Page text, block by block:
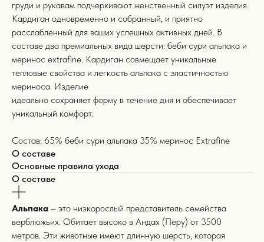
груди и рукавам подчеркивают женственный силуэт изделия.
Кардиган одновременно и собранный, и приятно
расслабленный для ваших успешных активных дней. В
составе два премиальных вида шерсти: беби сури альпака и
меринос extrafine. Кардиган совмещает уникальные
тепловые свойства и легкость альпака с эластичностью
мериноса. Изделие
идеально сохраняет форму в течение дня и обеспечивает
уникальный комфорт.
Состав: 65% беби сури альпака 35% меринос Extrafine
О составе
Основные правила ухода
О составе
Альпака – это низкорослый представитель семейства
верблюжьих. Обитает высоко в Андах (Перу) от 3500
метров. Эти животные имеют длинную шерсть, которая